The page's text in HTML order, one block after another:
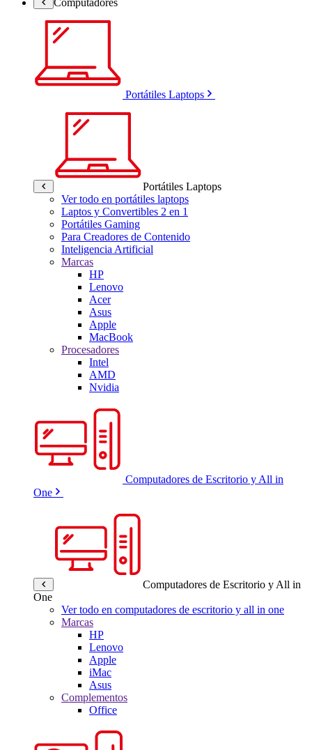
Portátiles Laptops
Portátiles Laptops
Ver todo en portátiles laptops
Laptos y Convertibles 2 en 1
Portátiles Gaming
Para Creadores de Contenido
Inteligencia Artificial
Marcas
HP
Lenovo
Acer
Asus
Apple
MacBook
Procesadores
Intel
AMD
Nvidia
Computadores de Escritorio y All in
One
Computadores de Escritorio y All in
One
Ver todo en computadores de escritorio y all in one
Marcas
HP
Lenovo
Apple
iMac
Asus
Complementos
Office